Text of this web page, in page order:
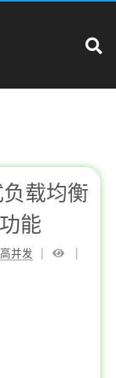
载均衡
能
高并发